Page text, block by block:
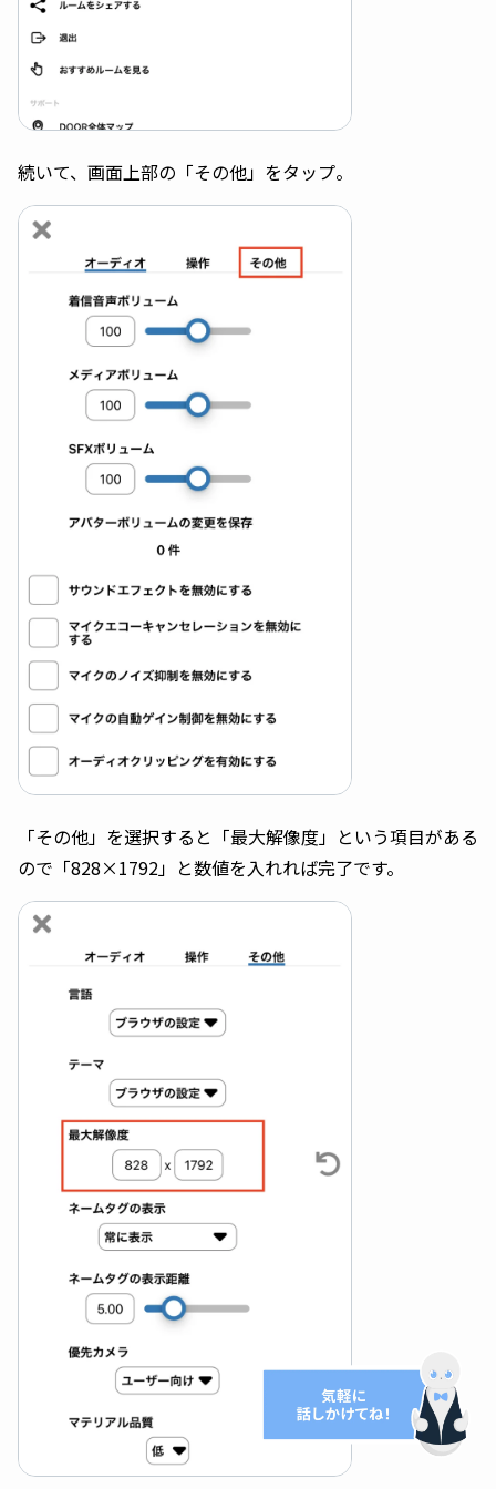
続いて、画面上部の「その他」をタップ。
「その他」を選択すると「最大解像度」という項目がある
ので「828×1792」と数値を入れれば完了です。